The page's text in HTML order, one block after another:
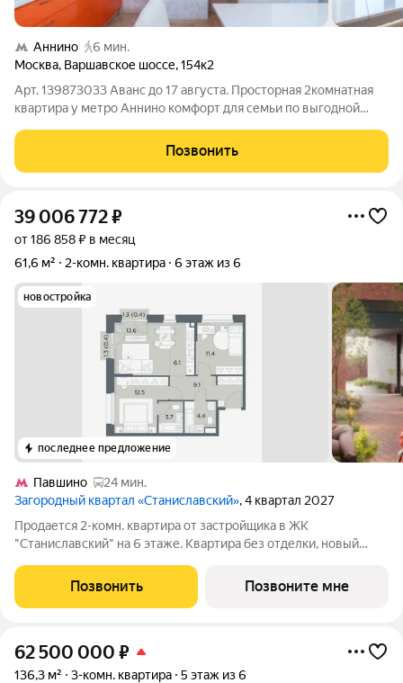
Аннино
6 мин.
Москва, Варшавское шоссе,154к2
Арт. 139873033 Аванс до 17 августа. Просторная 2комнатная
квартира у метро Аннино комфорт для семьи по выгодной
17этажного панельного дома серии П44 готовый вариант для
семьи, которая ценит
Позвонить
39 006 772₽
от 186 858 ₽ в месяц
61,6 м²
2-комн. квартира 6 этаж из 6
новостройка
последнее предложение
Павшино
24 мин.
Загородный квартал «Станиславский», 4 квартал 2027
Продается 2-комн. квартира от застройщика в ЖК
"Станиславский" на 6 этаже. Квартира без отделки, новый
проекту. Общая площадь: 61.6 кв.м., жилая: 23.9 кв.м., площадь
просторной кухни-столовой: 19.78
Позвонить Позвоните мне
62 500 000 ₽
136,3 м² 3-комн. квартира 5 этаж из 6